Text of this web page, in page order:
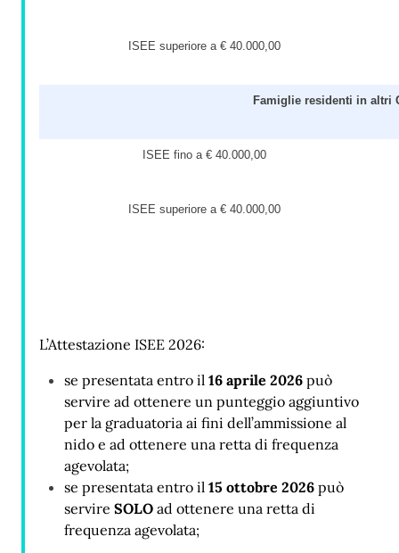
ISEE superiore a € 40.000,00
Famiglie residenti in altri
ISEE fino a € 40.000,00
ISEE superiore a € 40.000,00
L’Attestazione ISEE 2026:
se presentata entro il 16 aprile 2026 può
servire ad ottenere un punteggio aggiuntivo
per la graduatoria ai fini dell’ammissione al
nido e ad ottenere una retta di frequenza
agevolata;
se presentata entro il 15 ottobre 2026 può
servire SOLO ad ottenere una retta di
frequenza agevolata;